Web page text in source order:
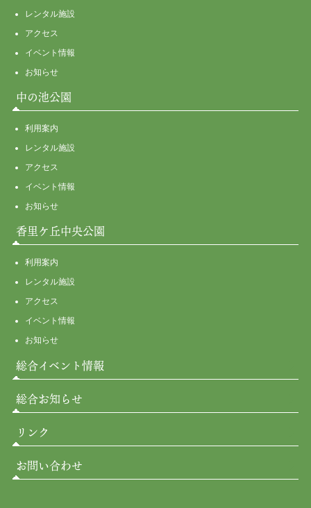
レンタル施設
アクセス
イベント情報
お知らせ
中の池公園
利用案内
レンタル施設
アクセス
イベント情報
お知らせ
香里ケ丘中央公園
利用案内
レンタル施設
アクセス
イベント情報
お知らせ
総合イベント情報
総合お知らせ
リンク
お問い合わせ